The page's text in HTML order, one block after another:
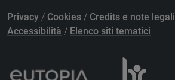
Privacy / Cookies / Credits e note legali
Accessibilità / Elenco siti tematici